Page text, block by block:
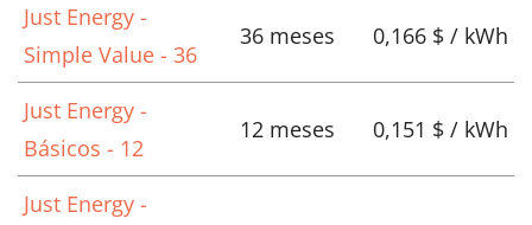
Just Energy -
Simple Value - 36
36 meses 0,166 $ / kWh
Just Energy -
Básicos - 12
12 meses 0,151 $ / kWh
Just Energy -